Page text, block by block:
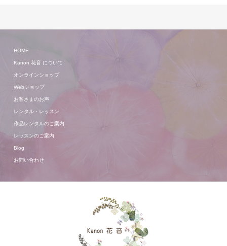
HOME
Kanon 花音 について
オンラインショップ
Webショップ
お客さまのお声
レンタル・レッスン
作品レンタルのご案内
レッスンのご案内
Blog
お問い合わせ